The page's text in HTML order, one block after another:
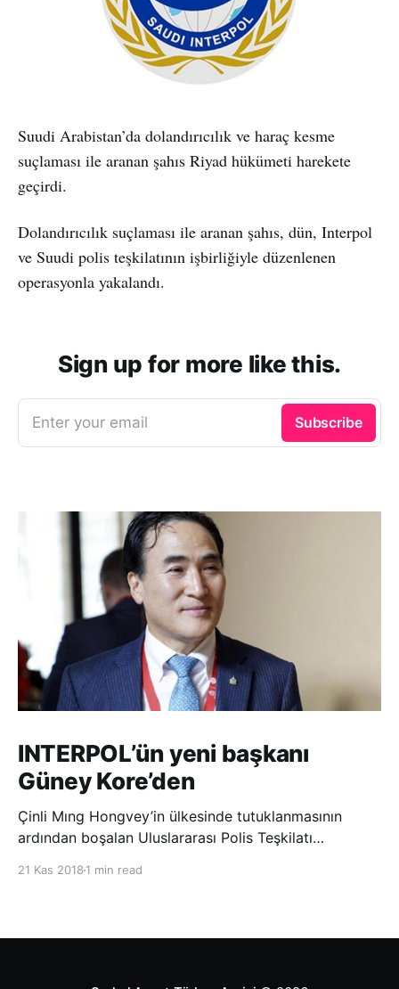
Suudi Arabistan’da dolandırıcılık ve haraç kesme
suçlaması ile aranan şahıs Riyad hükümeti harekete
geçirdi.
Dolandırıcılık suçlaması ile aranan şahıs, dün, Interpol
ve Suudi polis teşkilatının işbirliğiyle düzenlenen
operasyonla yakalandı.
Sign up for more like this.
Enter your email Subscribe
INTERPOL’ün yeni başkanı
Güney Kore’den
Çinli Mıng Hongvey’in ülkesinde tutuklanmasının
ardından boşalan Uluslararası Polis Teşkilatı
21 Kas 2018 1 min read